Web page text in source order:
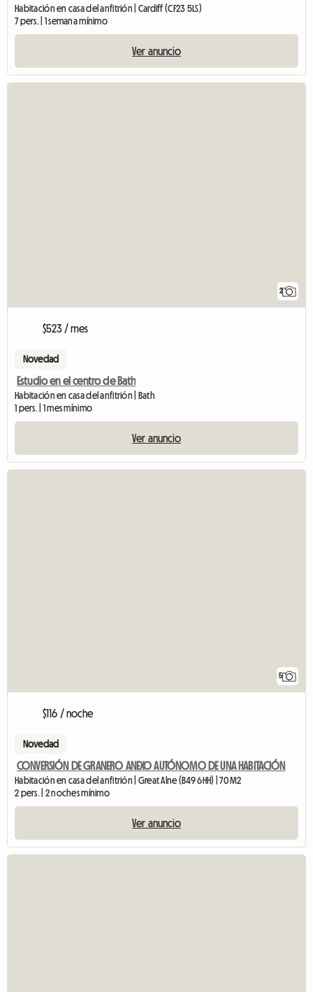
Habitación en casa del anfitrión | Cardiff (CF23 5LS)
7 pers. | 1 semana mínimo
Ver anuncio
2
$523 / mes
Novedad
Estudio en el centro de Bath
Habitación en casa del anfitrión | Bath
1 pers. | 1 mes mínimo
Ver anuncio
5
$116 / noche
Novedad
CONVERSIÓN DE GRANERO ANEXO AUTÓNOMO DE UNA HABITACIÓN
Habitación en casa del anfitrión | Great Alne (B49 6HH) | 70 M2
2 pers. | 2 noches mínimo
Ver anuncio